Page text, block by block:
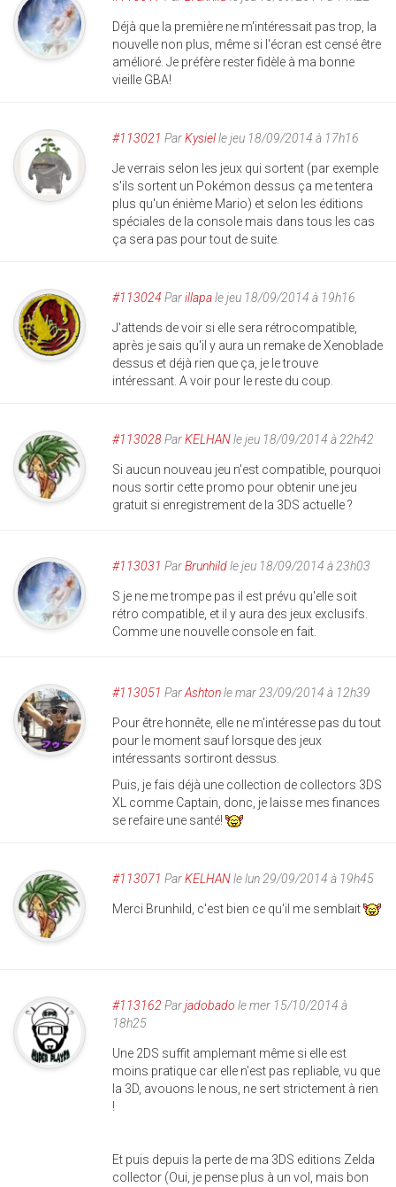
Déjà que la première ne m'intéressait pas trop, la
nouvelle non plus, même si l'écran est censé être
amélioré. Je préfère rester fidèle à ma bonne
vieille GBA!
#113021 ParKysielle jeu 18/09/2014 à 17h16
Je verrais selon les jeux qui sortent (par exemple
s'ils sortent un Pokémon dessus ça me tentera
plus qu'un énième Mario) et selon les éditions
spéciales de la console mais dans tous les cas
ça sera pas pour tout de suite.
#113024 Parillapale jeu 18/09/2014 à 19h16
J'attends de voir si elle sera rétrocompatible,
après je sais qu'il y aura un remake de Xenoblade
dessus et déjà rien que ça, je le trouve
intéressant. A voir pour le reste du coup.
#113028ParKELHANle jeu 18/09/2014 à 22h42
Si aucun nouveau jeu n'est compatible, pourquoi
nous sortir cette promo pour obtenir une jeu
gratuit si enregistrement de la 3DS actuelle ?
#113031 ParBrunhildle jeu 18/09/2014 à 23h03
S je ne me trompe pas il est prévu qu'elle soit
rétro compatible, et il y aura des jeux exclusifs.
Comme une nouvelle console en fait.
#113051 ParAshtonle mar 23/09/2014 à 12h39
Pour être honnête, elle ne m'intéresse pas du tout
pour le moment sauf lorsque des jeux
intéressants sortiront dessus.
Puis, je fais déjà une collection de collectors 3DS
XL comme Captain, donc, je laisse mes finances
se refaire une santé!
#113071 ParKELHANle lun 29/09/2014 à 19h45
Merci Brunhild, c'est bien ce qu'il me semblait
#113162 Parjadobado le mer 15/10/2014 à
18h25
Une 2DS suffit amplemant même si elle est
moins pratique car elle n'est pas repliable, vu que
la 3D, avouons le nous, ne sert strictement à rien
!
Et puis depuis la perte de ma 3DS editions Zelda
collector (Oui, je pense plus à un vol, mais bon